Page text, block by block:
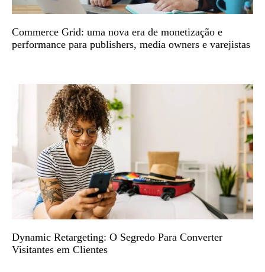
Commerce Grid: uma nova era de monetização e
performance para publishers, media owners e varejistas
Dynamic Retargeting: O Segredo Para Converter
Visitantes em Clientes